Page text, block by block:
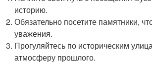
историю.
Обязательно посетите памятники,
уважения.
Прогуляйтесь по историческим
атмосферу прошлого.